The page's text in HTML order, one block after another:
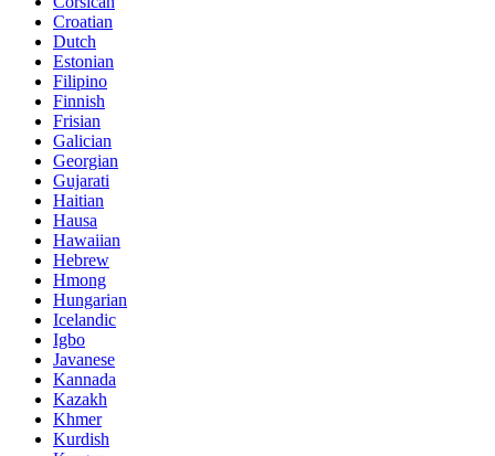
Croatian
Dutch
Estonian
Filipino
Finnish
Frisian
Galician
Georgian
Gujarati
Haitian
Hausa
Hawaiian
Hebrew
Hmong
Hungarian
Icelandic
Igbo
Javanese
Kannada
Kazakh
Khmer
Kurdish